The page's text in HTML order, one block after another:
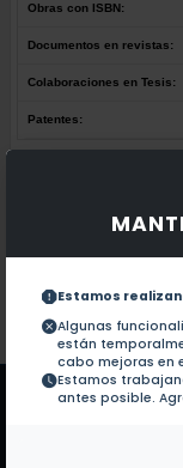
Estamos
Algunas
están
cabo mejoras en
Estamos
antes posible.
Obras con ISBN:
Documentos en revistas:
Colaboraciones en Tesis:
Patentes:
Documentos en revistas:
Colaboraciones en Tesis:
Patentes: